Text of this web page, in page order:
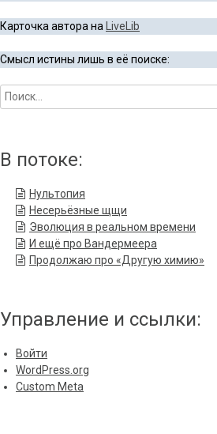
Карточка автора на LiveLib
Смысл истины лишь в её поиске:
В потоке:
Нультопия
Несерьёзные щщи
Эволюция в реальном времени
И ещё про Вандермеера
Продолжаю про «Другую химию»
Управление и ссылки:
Войти
WordPress.org
Custom Meta